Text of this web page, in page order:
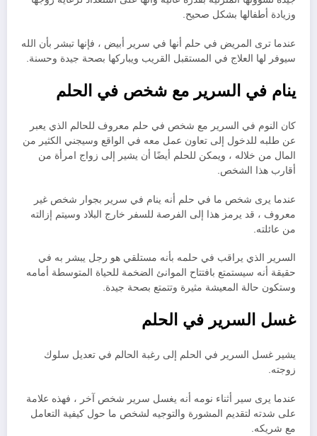
وزيادة أطفالها بشكل صحيح.
عندما ترى المريض في حلم أنها في سرير أبيض ، فإنها تبشر بأن الله
سيوفر لها العلاج في المستقبل القريب ويباركها بصحة جيدة وحسنة.
ينام في السرير مع شخص في الحلم
كان النوم في السرير مع شخص في حلم معروف للحالم الذي يعبر
عن طلبه للدخول إلى تعاون عمل معه في الواقع وسيجني الكثير من
المال من خلاله ، ويمكن للحلم أيضًا أن يشير إلى زواج امرأة من
أقارب هذا الشخص.
عندما يرى شخص ما في حلم أنه ينام في سرير بجوار شخص غير
معروف ، قد يرمز هذا إلى الفرصة للسفر خارج البلاد وسيتم إزالته
من عائلته.
السرير الذي يراقب في حلمه بأنه مستلقي هو رجل يبشر به في
حقيقة أنه سيستمتع بافتتاح الموانئ الضخمة للحياة المتوسطة أمامه
وستكون حالة المعيشة مثيرة وتتمتع بصحة جيدة.
غسل السرير في الحلم
يشير غسل السرير في الحلم إلى رغبة الحالم في تعديل سلوك
زوجته.
عندما يرى سير أثناء نومه أنه يغسل سرير شخص آخر ، فهذه علامة
على شدته لتقديم المشورة والتوجيه لشخص ما حول كيفية التعامل
مع شريكه.